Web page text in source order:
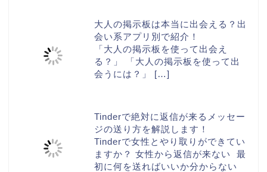
大人の掲示板は本当に出会える？出
会い系アプリ別で紹介！
「大人の掲示板を使って出会え
る？」 「大人の掲示板を使って出
会うには？」 […]
Tinderで絶対に返信が来るメッセー
ジの送り方を解説します！
Tinderで女性とやり取りができてい
ますか？ 女性から返信が来ない 最
初に何を送ればいいか分からない